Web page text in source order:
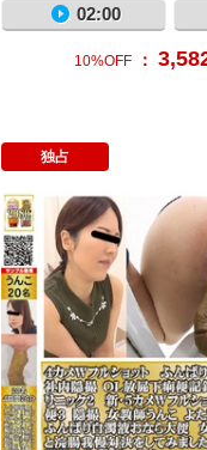
02:00
10%OFF ：
独占